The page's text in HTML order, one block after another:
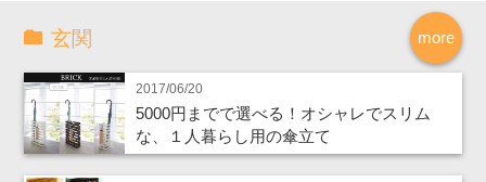
more
玄関
2017/06/20
5000円までで選べる！オシャレでスリム
な、１人暮らし用の傘立て